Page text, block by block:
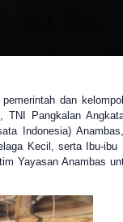
dan
Pangkalan
Indonesia)
Kecil, serta Ibu-ibu
Yayasan Anambas